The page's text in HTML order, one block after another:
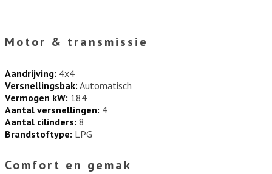
Motor & transmissie
Aandrijving: 4x4
Versnellingsbak: Automatisch
Vermogen kW: 184
Aantal versnellingen: 4
Aantal cilinders: 8
Brandstoftype: LPG
Comfort en gemak